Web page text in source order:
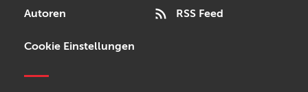
Autoren
Cookie Einstellungen
RSS Feed